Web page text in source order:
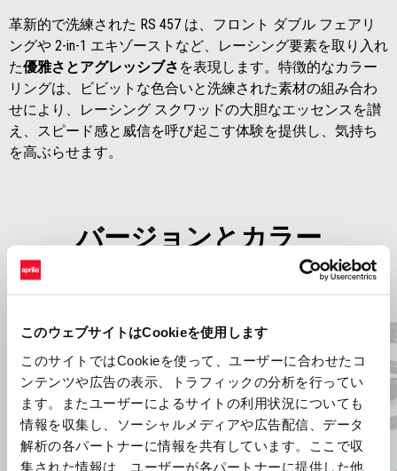
このウェブサイトはCookieを使用します
このサイトではCookieを使って、ユーザーに合わせたコ
ンテンツや広告の表示、トラフィックの分析を行ってい
ます。またユーザーによるサイトの利用状況についても
情報を収集し、ソーシャルメディアや広告配信、データ
解析の各パートナーに情報を共有しています。ここで収
集された情報は、ユーザーが各パートナーに提供した他
革新的で洗練された RS 457 は、フロント ダブル フェアリ
ングや 2-in-1 エキゾーストなど、レーシング要素を取り入れ
た優雅さとアグレッシブさ を表現します。特徴的なカラー
リングは、ビビットな色合いと洗練された素材の組み合わ
せにより、レーシング スクワッドの大胆なエッセンスを讃
え、スピード感と威信を呼び起こす体験を提供し、気持ち
を高ぶらせます。
バージョンとカラー
前回
コーラルスネーク ブルー